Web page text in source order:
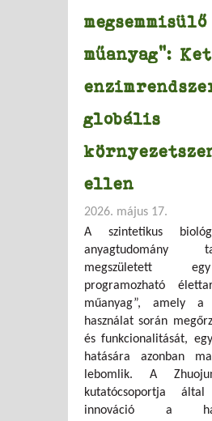
műanyag”:
globális
ellen
2026. május 17.
A szintetikus
anyagtudomány
megszületett
programozható
műanyag”, amely a
használat során
és funkcionalitását,
hatására azonban
lebomlik. A
kutatócsoportja
innováció a